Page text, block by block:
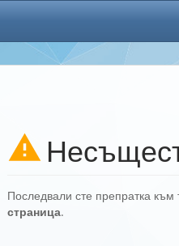
Последвали сте препратка
страница.